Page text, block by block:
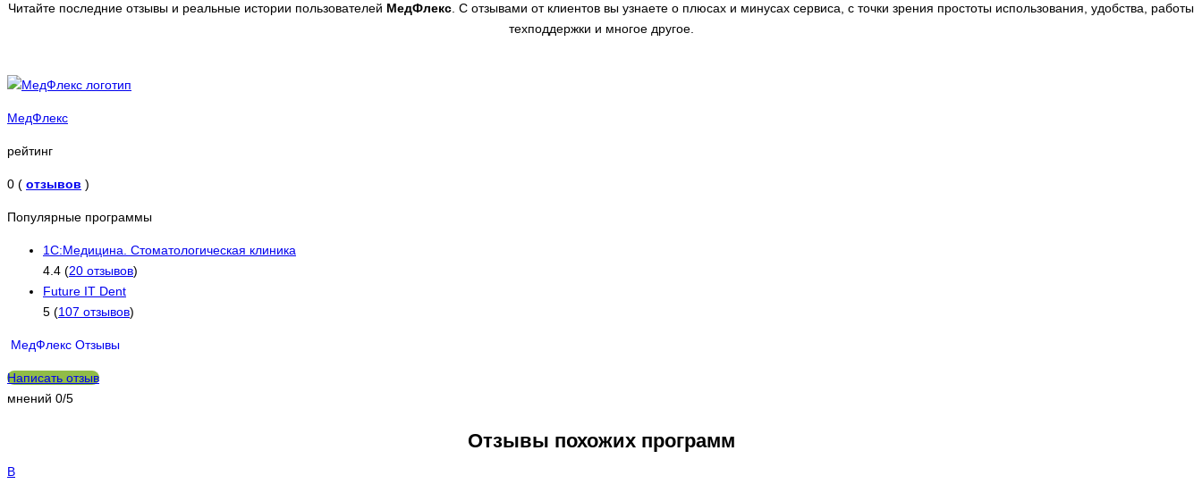
Читайте последние отзывы и реальные истории пользователей МедФлекс. С отзывами от клиентов вы узнаете о плюсах и минусах сервиса, с точки зрения простоты использования, удобства, работы
техподдержки и многое другое.
МедФлекс
рейтинг
0 ( отзывов )
Популярные программы
1C:Медицина. Стоматологическая клиника
4.4 (20 отзывов)
Future IT Dent
5 (107 отзывов)
МедФлекс Отзывы
Написать отзыв
мнений 0/5
Отзывы похожих программ
В